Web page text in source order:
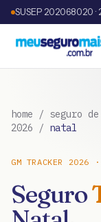
SUSEP 202068020 ·
home / seguro
2026 / natal
GM TRACKER 2026 ·
Seguro